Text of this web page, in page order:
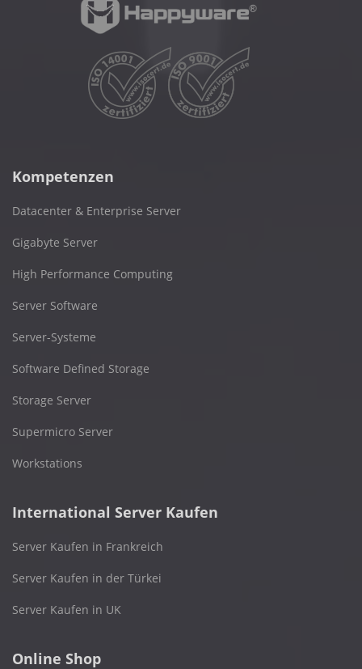
Kompetenzen
Datacenter & Enterprise Server
Gigabyte Server
High Performance Computing
Server Software
Server-Systeme
Software Defined Storage
Storage Server
Supermicro Server
Workstations
International Server Kaufen
Server Kaufen in Frankreich
Server Kaufen in der Türkei
Server Kaufen in UK
Online Shop